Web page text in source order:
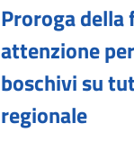
Proroga della
attenzione
boschivi su
regionale